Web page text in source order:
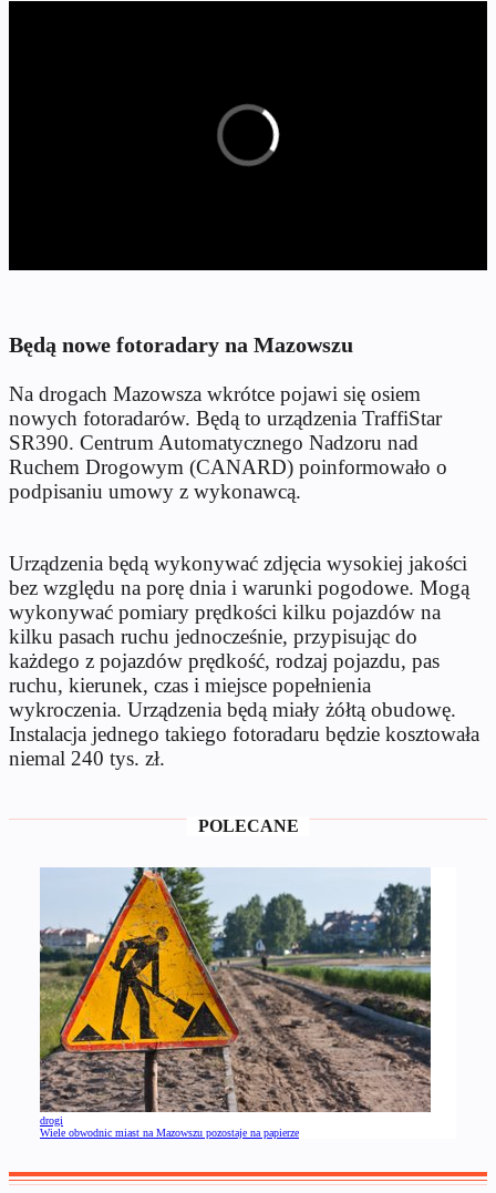
Będą nowe fotoradary na Mazowszu
Na drogach Mazowsza wkrótce pojawi się osiem
nowych fotoradarów. Będą to urządzenia TraffiStar
SR390. Centrum Automatycznego Nadzoru nad
Ruchem Drogowym (CANARD) poinformowało o
podpisaniu umowy z wykonawcą.
Urządzenia będą wykonywać zdjęcia wysokiej jakości
bez względu na porę dnia i warunki pogodowe. Mogą
wykonywać pomiary prędkości kilku pojazdów na
kilku pasach ruchu jednocześnie, przypisując do
każdego z pojazdów prędkość, rodzaj pojazdu, pas
ruchu, kierunek, czas i miejsce popełnienia
wykroczenia. Urządzenia będą miały żółtą obudowę.
Instalacja jednego takiego fotoradaru będzie kosztowała
niemal 240 tys. zł.
POLECANE
drogi
Wiele obwodnic miast na Mazowszu pozostaje na papierze